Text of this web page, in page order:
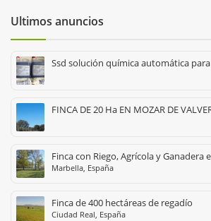
Ultimos anuncios
Ssd solución química automática
FINCA DE 20 Ha EN MOZAR DE
Finca con Riego, Agrícola y Ganadera
Marbella, España
Finca de 400 hectáreas de regadío
Ciudad Real, España